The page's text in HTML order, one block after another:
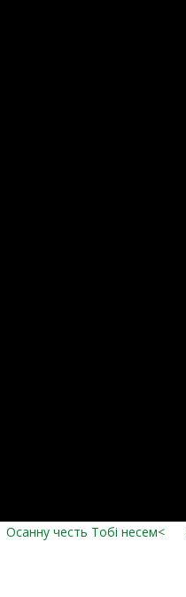
Осанну честь Тобі несем<